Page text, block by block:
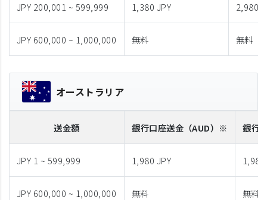
JPY 200,001 ~ 599,999 1,380 JPY 2,980
JPY 600,000 ~ 1,000,000 無料 無料
オーストラリア
送金額 銀行口座送金 （AUD）※ 銀行
JPY 1 ~ 599,999 1,980 JPY 1,980
JPY 600,000 ~ 1,000,000 無料 無料